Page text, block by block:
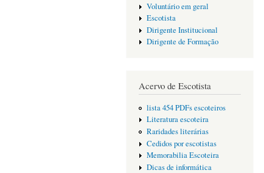
Voluntário em geral
Escotista
Dirigente Institucional
Dirigente de Formação
Acervo de Escotista
lista 454 PDFs escoteiros
Literatura escoteira
Raridades literárias
Cedidos por escotistas
Memorabilia Escoteira
Dicas de informática